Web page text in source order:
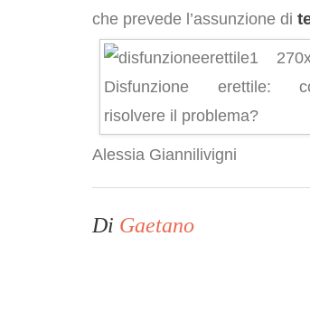
che prevede l’assunzione di
Alessia Giannilivigni
Di Gaetano